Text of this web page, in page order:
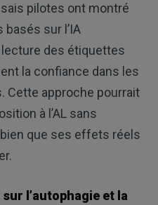
pilotes ont montré
sur l’IA
des étiquettes
la confiance dans les
Cette approche pourrait
à l’AL sans
que ses effets réels
sur l’autophagie et la